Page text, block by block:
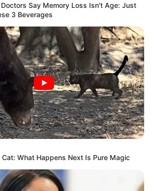
Say Memory Loss Isn't Age: Just
3 Beverages
What Happens Next Is Pure Magic